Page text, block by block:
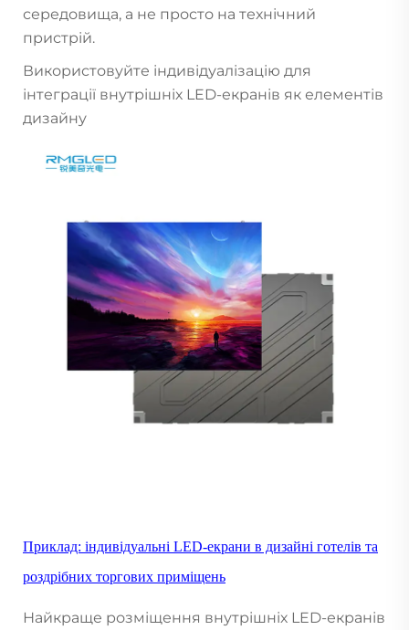
середовища, а не просто на технічний
пристрій.
Використовуйте індивідуалізацію для
інтеграції внутрішніх LED-екранів як елементів
дизайну
Приклад: індивідуальні LED-екрани в дизайні готелів та
роздрібних торгових приміщень
Найкраще розміщення внутрішніх LED-екранів